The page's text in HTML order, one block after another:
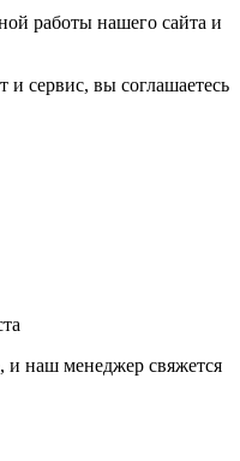
работы нашего сайта и
и сервис, вы соглашаетесь
и наш менеджер свяжется